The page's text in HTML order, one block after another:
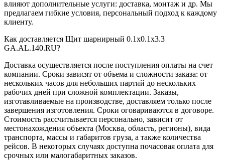
влияют дополнительные услуги: доставка, монтаж и др. Мы
предлагаем гибкие условия, персональный подход к каждому
клиенту.
Как доставляется Щит шарнирный 0.1х0.1х3.3
GA.AL.140.RU?
Доставка осуществляется после поступления оплаты на счет
компании. Сроки зависят от объема и сложности заказа: от
нескольких часов для небольших партий до нескольких
рабочих дней при сложной комплектации. Заказы,
изготавливаемые на производстве, доставляем только после
завершения изготовления. Сроки оговариваются в договоре.
Стоимость рассчитывается персонально, зависит от
местонахождения объекта (Москва, область, регионы), вида
транспорта, массы и габаритов груза, а также количества
рейсов. В некоторых случаях доступна почасовая оплата для
срочных или малогабаритных заказов.